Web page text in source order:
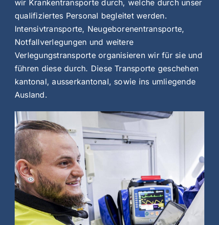
wir Krankentransporte durch, welche durch unser
qualifiziertes Personal begleitet werden.
Intensivtransporte, Neugeborenentransporte,
Notfallverlegungen und weitere
Verlegungstransporte organisieren wir für sie und
führen diese durch. Diese Transporte geschehen
kantonal, ausserkantonal, sowie ins umliegende
Ausland.